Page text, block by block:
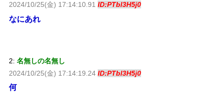
2024/10/25(金) 17:14:10.91 ID:PTbl3H5j0
なにあれ
2: 名無しの名無し
2024/10/25(金) 17:14:19.24 ID:PTbl3H5j0
何